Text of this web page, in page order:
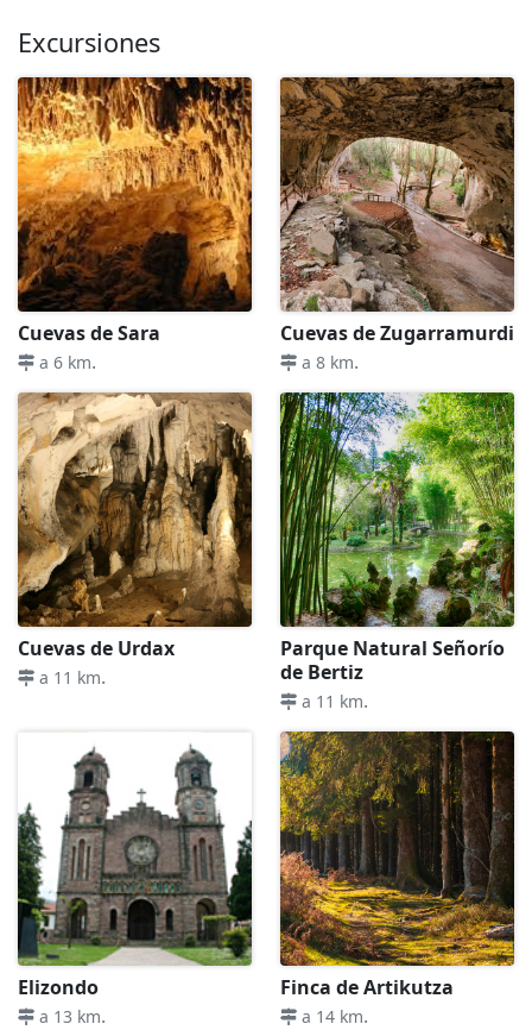
Excursiones
Cuevas de Sara
a 6 km.
Cuevas de Zugarramurdi
a 8 km.
Cuevas de Urdax
a 11 km.
Parque Natural Señorío
de Bertiz
a 11 km.
Elizondo
a 13 km.
Finca de Artikutza
a 14 km.